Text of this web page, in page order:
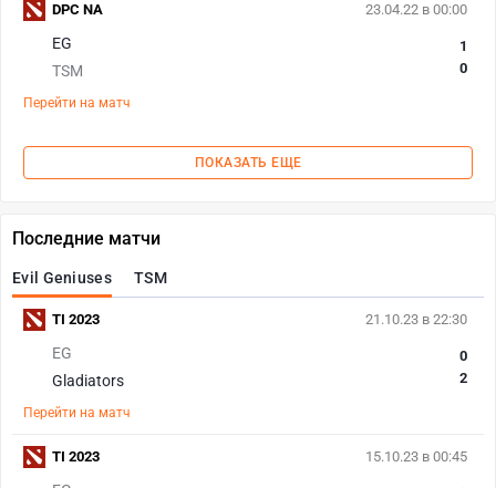
23.04.22 в 00:00
EG
TSM
1
0
Перейти на матч
DPC NA
ПОКАЗАТЬ ЕЩЕ
Последние матчи
Evil Geniuses TSM
21.10.23 в 22:30
EG
Gladiators
0
2
Перейти на матч
TI 2023
15.10.23 в 00:45
TI 2023